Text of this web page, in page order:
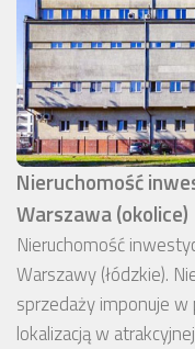
Nieruchomość
Warszawa (okolice)
Nieruchomość
Warszawy (łódzkie).
sprzedaży imponuje
lokalizacją w